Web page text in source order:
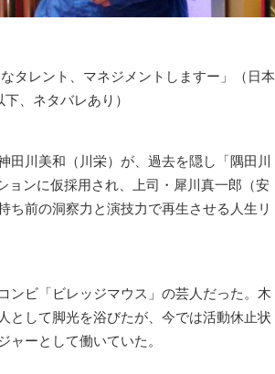
タレント、マネジメントしますー」（日本
、ネタバレあり）
川美和（川栄）が、過去を隠し「隅田川
ンに仮採用され、上司・犀川真一郎（安
ち前の洞察力と演技力で再生させる人生リ
ビ「ビレッジマウス」の芸人だった。木
として脚光を浴びたが、今では活動休止状
ーとして働いていた。